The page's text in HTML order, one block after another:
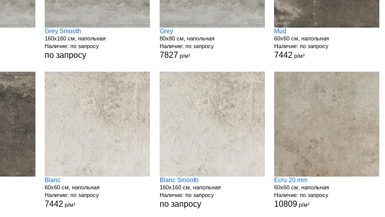
Grey Smooth
160x160 см, напольная
Наличие: по запросу
по запросу
Grey
80x80 см, напольная
Наличие: по запросу
7827 р/м²
Mud
60x60 см, напольная
Наличие: по запросу
7442 р/м²
Blanc
60x60 см, напольная
Наличие: по запросу
7442 р/м²
Blanc Smooth
160x160 см, напольная
Наличие: по запросу
по запросу
Ecru 20 mm
60x60 см, напольная
Наличие: по запросу
10809 р/м²